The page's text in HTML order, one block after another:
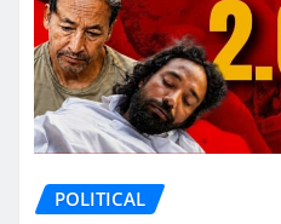
POLITICAL